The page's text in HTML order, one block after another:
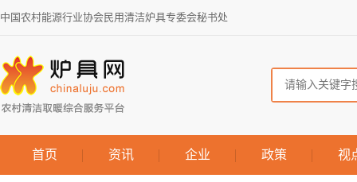
中国农村能源行业协会民用清洁炉具专委会秘书处
首页 资讯 企业 政策 视